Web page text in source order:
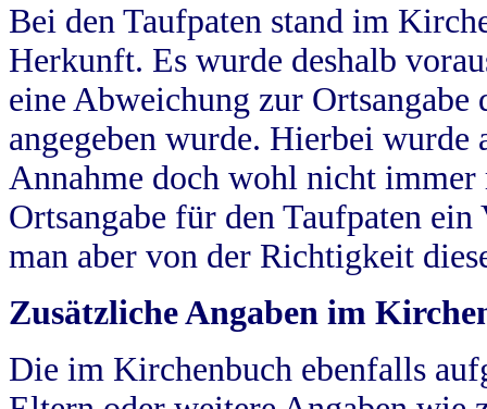
Bei den Taufpaten stand im
Herkunft. Es wurde deshalb
eine Abweichung zur
angegeben wurde. Hierbei wurde
Annahme doch wohl nicht
Ortsangabe für den Taufpaten
man aber von der Richtigkeit
Zusätzliche Angaben im
Die im Kirchenbuch ebenfalls